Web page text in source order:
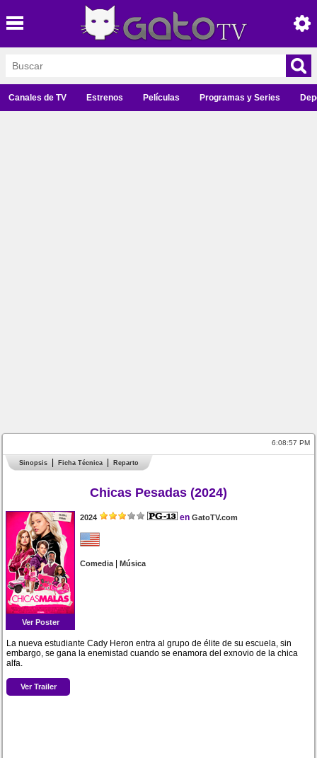
Canales de TV Estrenos Películas Programas y Series
6:08:57 PM
Sinopsis Ficha Técnica Reparto
Chicas Pesadas (2024)
Ver Poster
2024 en GatoTV.com
Comedia|Música
La nueva estudiante Cady Heron entra al grupo de élite de su escuela, sin
embargo, se gana la enemistad cuando se enamora del exnovio de la chica
alfa.
Ver Trailer